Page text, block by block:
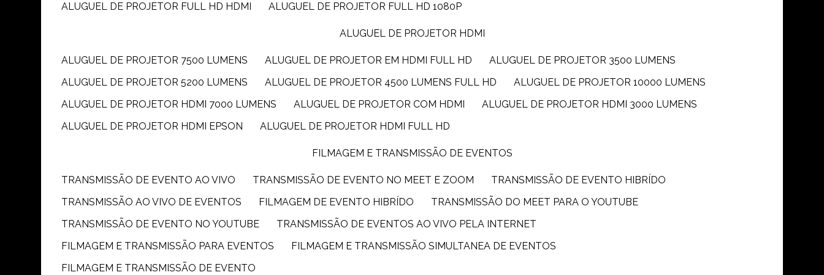
ALUGUEL DE PROJETOR FULL HD HDMI
ALUGUEL DE PROJETOR FULL HD 1080P
ALUGUEL DE PROJETOR HDMI
ALUGUEL DE PROJETOR 7500 LUMENS ALUGUEL DE PROJETOR EM HDMI FULL HD
ALUGUEL DE PROJETOR 3500 LUMENS
ALUGUEL DE PROJETOR 5200 LUMENS
ALUGUEL DE PROJETOR 4500 LUMENS FULL HD
ALUGUEL DE PROJETOR 10000 LUMENS
ALUGUEL DE PROJETOR HDMI 7000 LUMENS
ALUGUEL DE PROJETOR COM HDMI
ALUGUEL DE PROJETOR HDMI 3000 LUMENS
ALUGUEL DE PROJETOR HDMI EPSON
ALUGUEL DE PROJETOR HDMI FULL HD
FILMAGEM E TRANSMISSÃO DE EVENTOS
TRANSMISSÃO DE EVENTO AO VIVO TRANSMISSÃO DE EVENTO NO MEET E ZOOM
TRANSMISSÃO DE EVENTO HIBRÍDO
TRANSMISSÃO AO VIVO DE EVENTOS
FILMAGEM DE EVENTO HIBRÍDO
TRANSMISSÃO DO MEET PARA O YOUTUBE
TRANSMISSÃO DE EVENTO NO YOUTUBE
TRANSMISSÃO DE EVENTOS AO VIVO PELA INTERNET
FILMAGEM E TRANSMISSÃO PARA EVENTOS
FILMAGEM E TRANSMISSÃO SIMULTANEA DE EVENTOS
FILMAGEM E TRANSMISSÃO DE EVENTO